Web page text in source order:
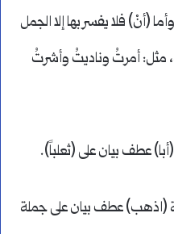
(أنْ) فلا يفسر بها إلا الجمل
مثل: أمرتُ وناديتُ وأشرتُ
عطف بيان على (ثعلباً).
(اذهب) عطف بيان على جملة